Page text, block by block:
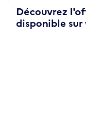
Découvrez
disponible